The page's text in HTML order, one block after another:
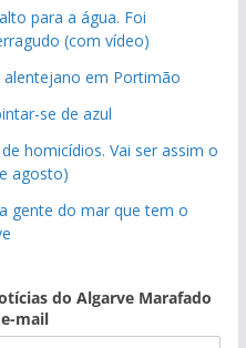
para a água. Foi
(com vídeo)
em Portimão
se de azul
homicídios. Vai ser assim o
agosto)
gente do mar que tem o
do Algarve Marafado
mail